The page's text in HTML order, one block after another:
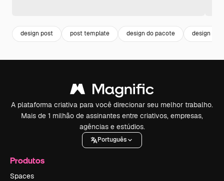
design post post template design do pacote design
A plataforma criativa para você direcionar seu melhor trabalho.
Mais de 1 milhão de assinantes entre criativos, empresas,
agências e estúdios.
Português
Produtos
Spaces